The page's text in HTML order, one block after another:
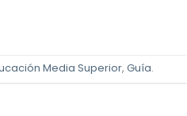
Media Superior,Guía.